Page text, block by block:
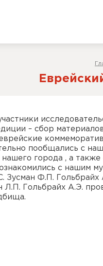
– сбор
пообщались с
нашего города , а
с нашим
Зусман Ф.П.
Гольбрайх А.Э.